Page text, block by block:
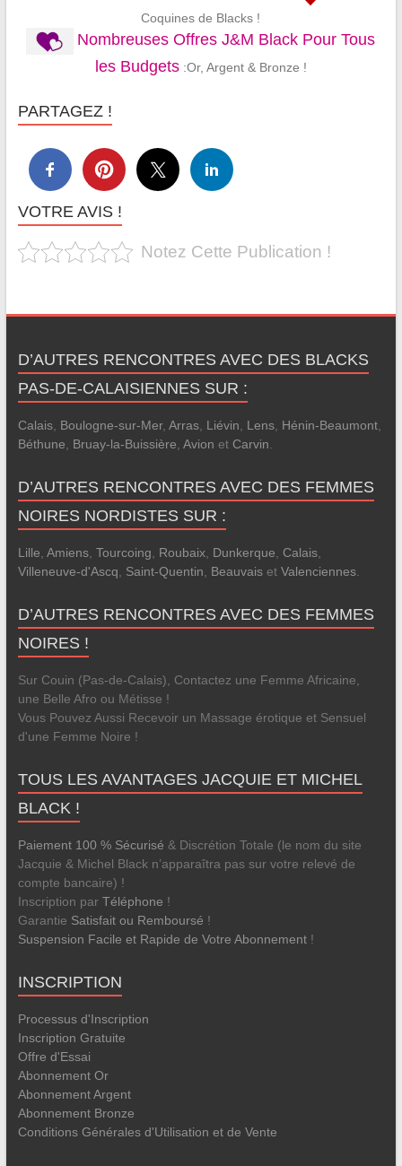
Coquines de Blacks !
Nombreuses Offres J&M Black Pour Tous
les Budgets:Or, Argent & Bronze !
PARTAGEZ !
VOTRE AVIS !
Notez Cette Publication !
D’AUTRES RENCONTRES AVEC DES BLACKS
PAS-DE-CALAISIENNES SUR :
Calais, Boulogne-sur-Mer, Arras, Liévin Lens, Hénin-Beaumont,
Béthune
Bruay-la-Buissière Avion et Carvin
D’AUTRES RENCONTRES AVEC DES FEMMES
NOIRES NORDISTES SUR :
Lille Amiens, Tourcoing Roubaix, Dunkerque Calais,
Villeneuve-d'Ascq
Saint-Quentin Beauvaiset Valenciennes.
D’AUTRES RENCONTRES AVEC DES FEMMES
NOIRES !
Sur Couin (Pas-de-Calais), Contactez une Femme Africaine,
une Belle Afro ou Métisse !
Vous Pouvez Aussi Recevoir un Massage érotique et Sensuel
d'une Femme Noire !
TOUS LES AVANTAGES JACQUIE ET MICHEL
BLACK !
Paiement 100 % Sécurisé & Discrétion Totale (le nom du site
Jacquie & Michel Black n’apparaîtra pas sur votre relevé de
compte bancaire) !
Inscription par Téléphone !
Garantie Satisfait ou Remboursé !
Suspension Facile et Rapide de Votre Abonnement!
INSCRIPTION
Processus d'Inscription
Inscription Gratuite
Offre d'Essai
Abonnement Or
Abonnement Argent
Abonnement Bronze
Conditions Générales d'Utilisation et de Vente